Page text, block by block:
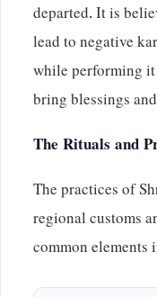
departed. It is
lead to negative
while performing
bring blessings
The Rituals and
The practices of
regional customs
common elements